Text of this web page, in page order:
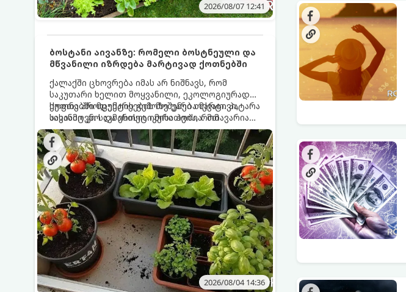
2026/08/07 12:41
ბოსტანი აივანზე: რომელი ბოსტნეული და
მწვანილი იზრდება მარტივად ქოთნებში
ქალაქში ცხოვრება იმას არ ნიშნავს, რომ
საკუთარი ხელით მოყვანილი, ეკოლოგიურად
სუფთა პროდუქტის გემოზე უარი თქვათ. პატარა
აივანიც კი საკმარისია იმისათვის, რომ
მოიწყოთ მინი-ბოსტანი, საიდანაც
ყოველდღიურად ახალ, არომატულ მწვანილსა
და ბოსტნეულს მოკრეფთ.
ქოთნებში მცენარეების მოშენება მარტივი,
სასიამოვნო და ესთეტიკური ჰობია. მთავარია
იცოდეთ, რომელი კულტურები ეგუებიან
ქოთნის პირობებს ყველაზე კარგად და როგორ
მოუაროთ მათ სწორად.
2026/08/04 14:36